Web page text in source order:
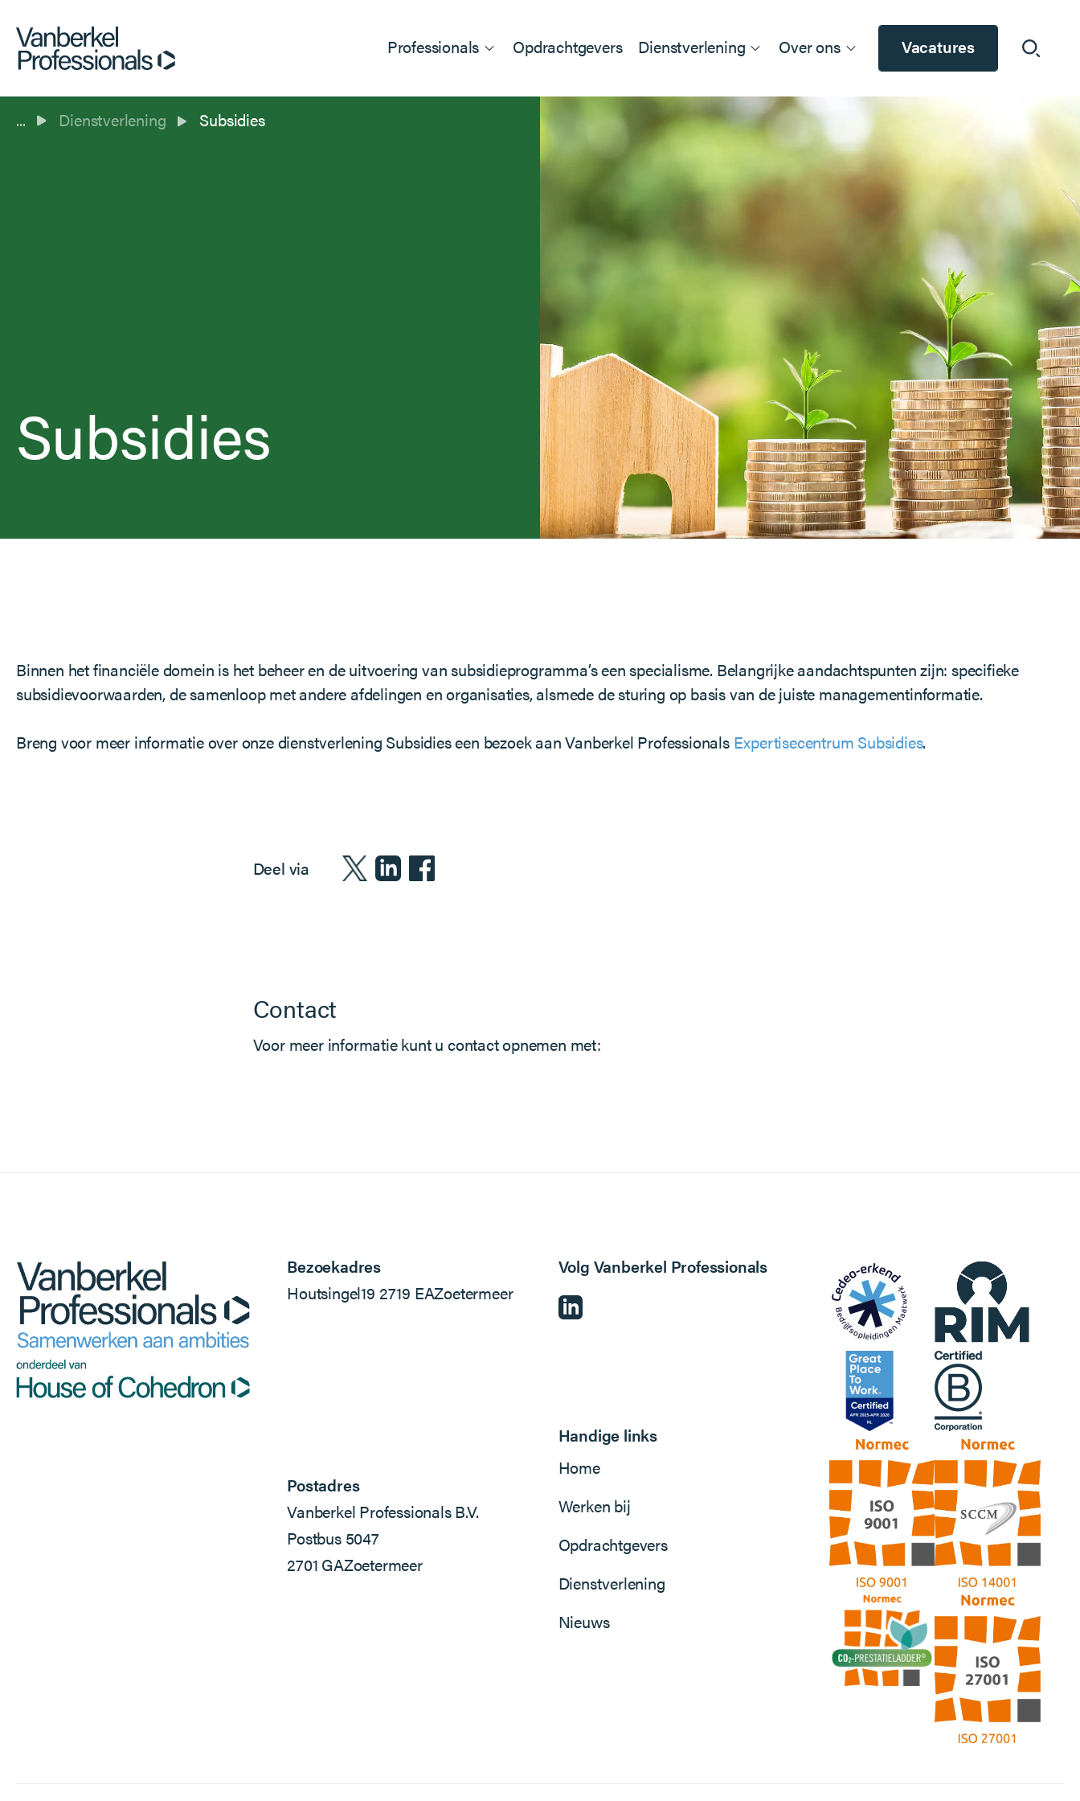
Professionals Opdrachtgevers Dienstverlening Over ons Vacatures
... Dienstverlening Subsidies
Subsidies
Binnen het financiële domein is het beheer en de uitvoering van subsidieprogramma’s een specialisme. Belangrijke aandachtspunten zijn: specifieke
subsidievoorwaarden, de samenloop met andere afdelingen en organisaties, alsmede de sturing op basis van de juiste managementinformatie.
Breng voor meer informatie over onze dienstverlening Subsidies een bezoek aan Vanberkel Professionals Expertisecentrum Subsidies.
Deel via
Contact
Voor meer informatie kunt u contact opnemen met:
Bezoekadres
Houtsingel19 2719 EAZoetermeer
Postadres
Vanberkel Professionals B.V.
Postbus 5047
2701 GAZoetermeer
Volg Vanberkel Professionals
Handige links
Home
Werken bij
Opdrachtgevers
Dienstverlening
Nieuws